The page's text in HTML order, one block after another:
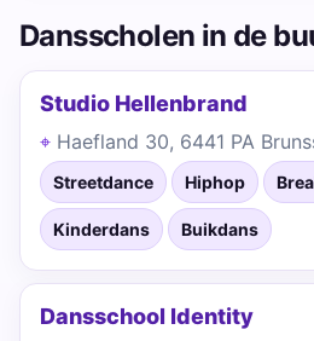
Dansscholen in de
Studio Hellenbrand
Haefland 30, 6441 PA
Streetdance Hiphop
Kinderdans Buikdans
Dansschool Identity